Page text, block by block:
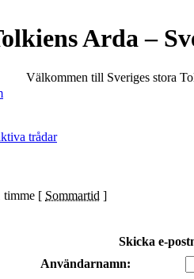
Arda –
Välkommen till Sveriges stora
trådar
timme [ Sommartid ]
Skicka e-
Användarnamn: